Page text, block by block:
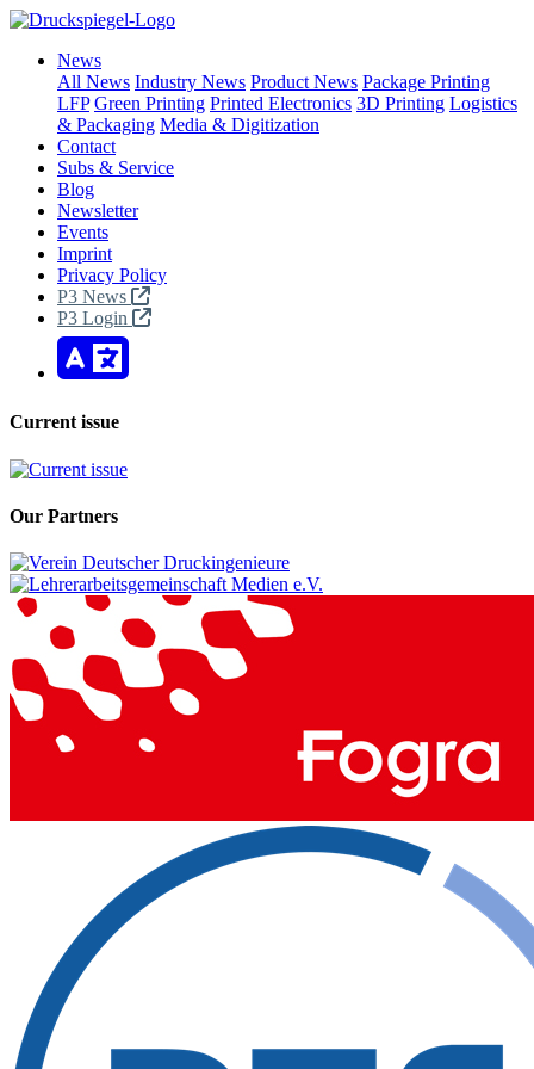
News
All News Industry News Product News Package Printing
LFP Green Printing Printed Electronics 3D Printing Logistics
& Packaging Media & Digitization
Contact
Subs & Service
Blog
Newsletter
Events
Imprint
Privacy Policy
P3 News
P3 Login
Current issue
Our Partners